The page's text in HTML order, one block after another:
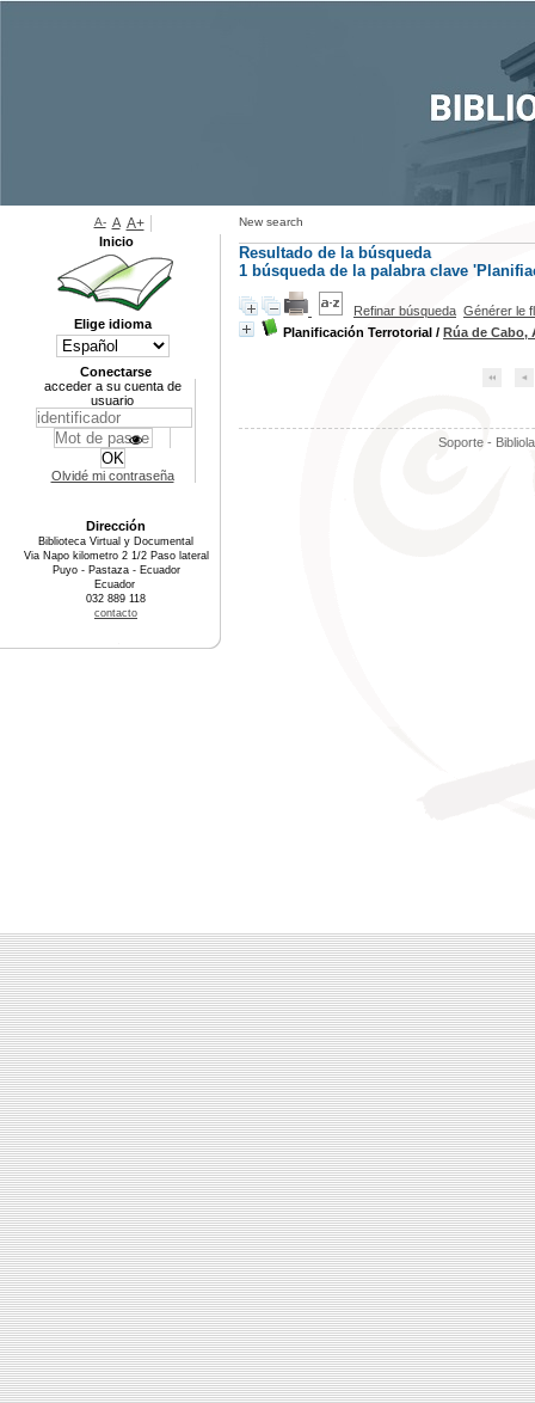
New search
Resultado de la búsqueda
1 búsqueda de la palabra clave
Refinar búsqueda Générer le
Planificación Terrotorial / Rúa de Cabo,
Soporte -
A- A A+
Inicio
Elige idioma
Conectarse
acceder a su cuenta de
usuario
Olvidé mi contraseña
Dirección
Biblioteca Virtual y Documental
Via Napo kilometro 2 1/2 Paso lateral
Puyo - Pastaza - Ecuador
Ecuador
032 889 118
contacto